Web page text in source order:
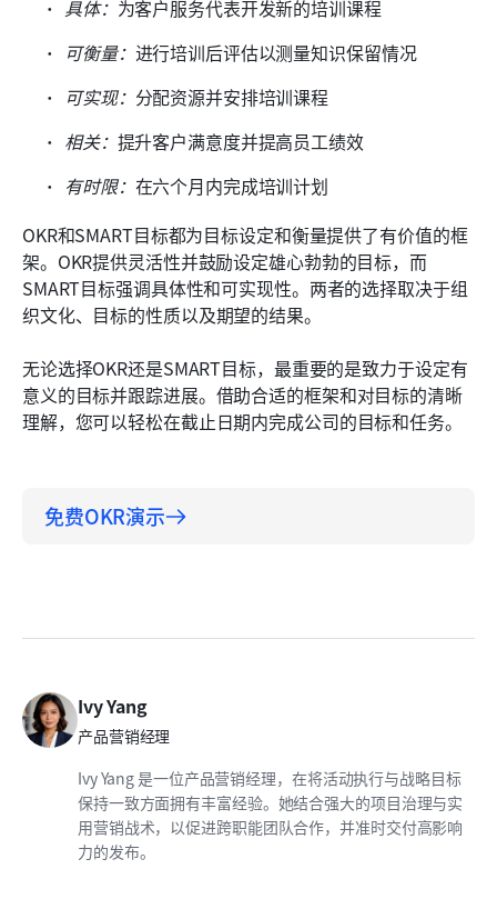
具体： 为客户服务代表开发新的培训课程
可衡量： 进行培训后评估以测量知识保留情况
可实现： 分配资源并安排培训课程
相关： 提升客户满意度并提高员工绩效
有时限： 在六个月内完成培训计划
OKR和SMART目标都为目标设定和衡量提供了有价值的框
架。OKR提供灵活性并鼓励设定雄心勃勃的目标，而
SMART目标强调具体性和可实现性。两者的选择取决于组
织文化、目标的性质以及期望的结果。
无论选择OKR还是SMART目标，最重要的是致力于设定有
意义的目标并跟踪进展。借助合适的框架和对目标的清晰
理解，您可以轻松在截止日期内完成公司的目标和任务。
免费OKR演示
Ivy Yang
产品营销经理
Ivy Yang 是一位产品营销经理，在将活动执行与战略目标
保持一致方面拥有丰富经验。她结合强大的项目治理与实
用营销战术，以促进跨职能团队合作，并准时交付高影响
力的发布。